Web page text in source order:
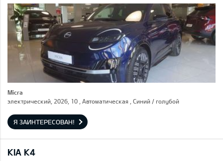
Micra
электрический, 2026, 10 , Автоматическая , Синий / голубой
Я ЗАИНТЕРЕСОВАН!
KIA K4